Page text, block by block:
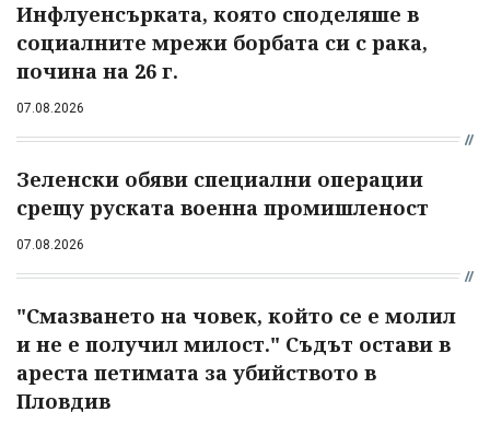
Инфлуенсърката, която споделяше в
социалните мрежи борбата си с рака,
почина на 26 г.
07.08.2026
Зеленски обяви специални операции
срещу руската военна промишленост
07.08.2026
"Смазването на човек, който се е молил
и не е получил милост." Съдът остави в
ареста петимата за убийството в
Пловдив